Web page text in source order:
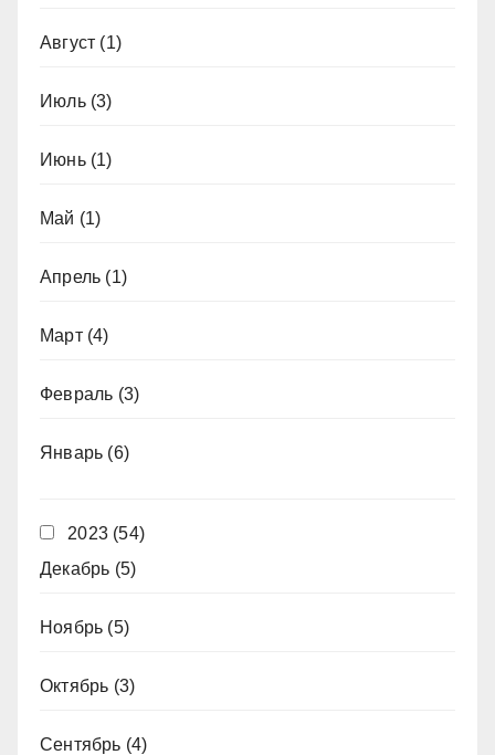
Август (1)
Июль(3)
Июнь(1)
Май (1)
Апрель (1)
Март(4)
Февраль (3)
Январь (6)
2023 (54)
Декабрь (5)
Ноябрь (5)
Октябрь (3)
Сентябрь (4)